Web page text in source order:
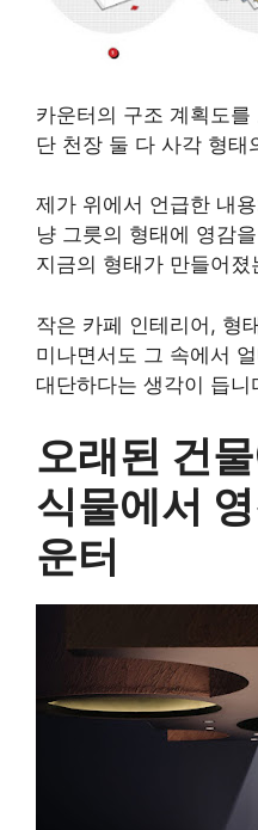
카운터의 구조 계획도
단 천장 둘 다 사각 형태
제가 위에서 언급한 내
냥 그릇의 형태에 영감
지금의 형태가 만들어졌
작은 카페 인테리어, 형
미나면서도 그 속에서
대단하다는 생각이 듭니
오래된 건
식물에서
운터